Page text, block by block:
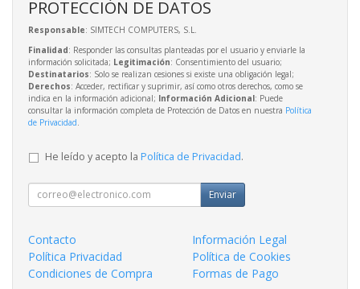
PROTECCIÓN DE DATOS
Responsable: SIMTECH COMPUTERS, S.L.
Finalidad: Responder las consultas planteadas por el usuario y enviarle la
información solicitada; Legitimación: Consentimiento del usuario;
Destinatarios: Solo se realizan cesiones si existe una obligación legal;
Derechos: Acceder, rectificar y suprimir, así como otros derechos, como se
indica en la información adicional; Información Adicional: Puede
consultar la información completa de Protección de Datos en nuestra Política
de Privacidad
He leído y acepto la Política de Privacidad.
Enviar
Contacto
Información Legal
Política Privacidad
Política de Cookies
Condiciones de Compra
Formas de Pago